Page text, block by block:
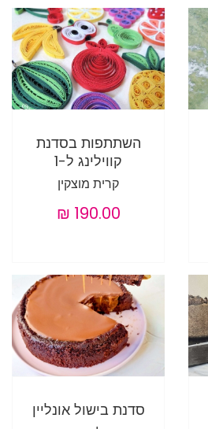
השתתפות בסדנת
קווילינג ל-1
קרית מוצקין
סדנת בישול אונליין